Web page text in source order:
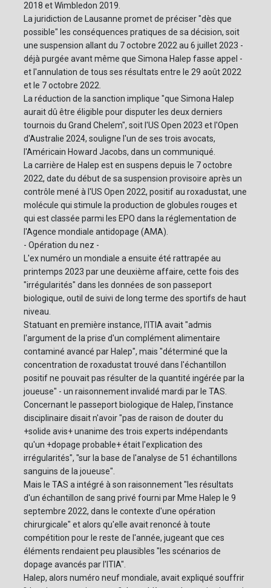
2018 et Wimbledon 2019.
La juridiction de Lausanne promet de préciser "dès que
possible" les conséquences pratiques de sa décision, soit
une suspension allant du 7 octobre 2022 au 6 juillet 2023 -
déjà purgée avant même que Simona Halep fasse appel -
et l'annulation de tous ses résultats entre le 29 août 2022
et le 7 octobre 2022.
La réduction de la sanction implique "que Simona Halep
aurait dû être éligible pour disputer les deux derniers
tournois du Grand Chelem", soit l'US Open 2023 et l'Open
d'Australie 2024, souligne l'un de ses trois avocats,
l'Américain Howard Jacobs, dans un communiqué.
La carrière de Halep est en suspens depuis le 7 octobre
2022, date du début de sa suspension provisoire après un
contrôle mené à l'US Open 2022, positif au roxadustat, une
molécule qui stimule la production de globules rouges et
qui est classée parmi les EPO dans la réglementation de
l'Agence mondiale antidopage (AMA).
- Opération du nez -
L'ex numéro un mondiale a ensuite été rattrapée au
printemps 2023 par une deuxième affaire, cette fois des
"irrégularités" dans les données de son passeport
biologique, outil de suivi de long terme des sportifs de haut
niveau.
Statuant en première instance, l'ITIA avait "admis
l'argument de la prise d'un complément alimentaire
contaminé avancé par Halep", mais "déterminé que la
concentration de roxadustat trouvé dans l'échantillon
positif ne pouvait pas résulter de la quantité ingérée par la
joueuse" - un raisonnement invalidé mardi par le TAS.
Concernant le passeport biologique de Halep, l'instance
disciplinaire disait n'avoir "pas de raison de douter du
+solide avis+ unanime des trois experts indépendants
qu'un +dopage probable+ était l'explication des
irrégularités", "sur la base de l'analyse de 51 échantillons
sanguins de la joueuse".
Mais le TAS a intégré à son raisonnement "les résultats
d'un échantillon de sang privé fourni par Mme Halep le 9
septembre 2022, dans le contexte d'une opération
chirurgicale" et alors qu'elle avait renoncé à toute
compétition pour le reste de l'année, jugeant que ces
éléments rendaient peu plausibles "les scénarios de
dopage avancés par l'ITIA".
Halep, alors numéro neuf mondiale, avait expliqué souffrir